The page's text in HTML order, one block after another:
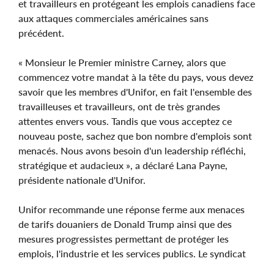
et travailleurs en protégeant les emplois canadiens face
aux attaques commerciales américaines sans
précédent.
« Monsieur le Premier ministre Carney, alors que
commencez votre mandat à la tête du pays, vous devez
savoir que les membres d'Unifor, en fait l'ensemble des
travailleuses et travailleurs, ont de très grandes
attentes envers vous. Tandis que vous acceptez ce
nouveau poste, sachez que bon nombre d'emplois sont
menacés. Nous avons besoin d'un leadership réfléchi,
stratégique et audacieux », a déclaré Lana Payne,
présidente nationale d'Unifor.
Unifor recommande une réponse ferme aux menaces
de tarifs douaniers de Donald Trump ainsi que des
mesures progressistes permettant de protéger les
emplois, l'industrie et les services publics. Le syndicat